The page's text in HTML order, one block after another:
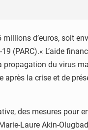
d’euros, soit
(PARC).« L’aide
propagation du virus
la crise et de
des mesures pour
Laure Akin-